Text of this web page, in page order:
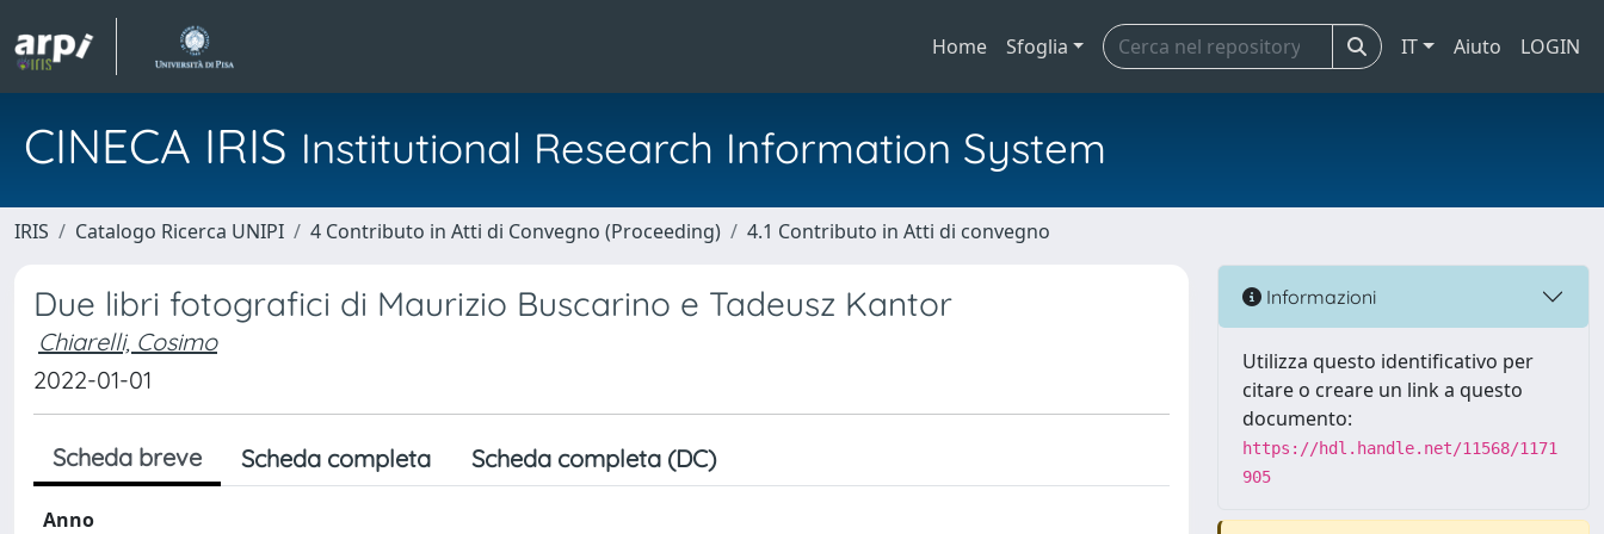
Home Sfoglia IT Aiuto LOGIN
CINECA IRIS Institutional Research Information System
IRIS Catalogo Ricerca UNIPI 4 Contributo in Atti di Convegno (Proceeding) 4.1 Contributo in Atti di convegno
Due libri fotografici di Maurizio Buscarino e Tadeusz Kantor
Chiarelli, Cosimo
2022-01-01
Scheda breve Scheda completa Scheda completa (DC)
Anno
Informazioni
Utilizza questo identificativo per
citare o creare un link a questo
documento:
https://hdl.handle.net/11568/1171
905